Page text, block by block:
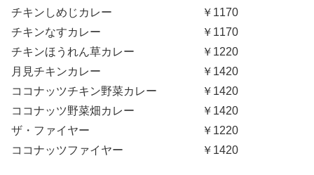
チキンしめじカレー ￥1170
チキンなすカレー ￥1170
チキンほうれん草カレー ￥1220
月見チキンカレー ￥1420
ココナッツチキン野菜カレー ￥1420
ココナッツ野菜畑カレー ￥1420
ザ・ファイヤー ￥1220
ココナッツファイヤー ￥1420